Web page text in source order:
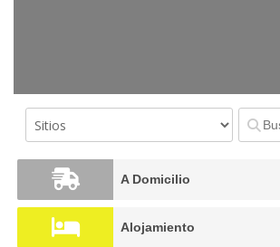
A Domicilio
Alojamiento